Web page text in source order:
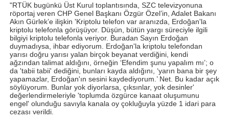
"RTÜK bugünkü Üst Kurul toplantısında, SZC televizyonuna
röportaj veren CHP Genel Başkanı Özgür Özel’in, Adalet Bakanı
Akın Gürlek’e ilişkin 'Kriptolu telefon var aranızda, Erdoğan'la
kriptolu telefonla görüşüyor. Düşün, bütün yargı süreciyle ilgili
bilgiyi kriptolu telefonla veriyor. Buradan Sayın Erdoğan
duymadıysa, ihbar ediyorum. Erdoğan'la kriptolu telefondan
yarısı doğru yarısı yalan birçok beyanat verdiğini, kendi
ağzından talimat aldığını, örneğin ‘Efendim şunu yapalım mı’; o
da 'tabii tabii' dediğini, bunları kayda aldığını, ‘yarın bana bir şey
yapamazlar, Erdoğan'ın sesini kaydediyorum.’ Net. Bu kadar açık
söylüyorum. Bunlar yok diyorlarsa, çıksınlar, yok desinler'
değerlendirmeleriyle 'toplumda özgürce kanaat oluşumunu
engel' olunduğu savıyla kanala oy çokluğuyla yüzde 1 idari para
cezası verildi.